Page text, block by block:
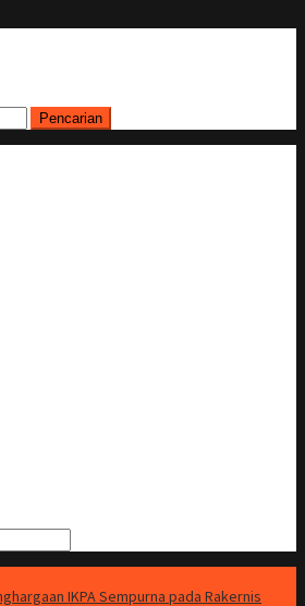
Pencarian
IKPA Sempurna pada Rakernis